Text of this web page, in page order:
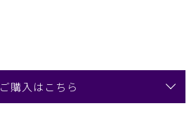
ご購入はこちら